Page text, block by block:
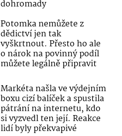
dohromady
Potomka nemůžete z
dědictví jen tak
vyškrtnout. Přesto ho ale
o nárok na povinný podíl
můžete legálně připravit
Markéta našla ve výdejním
boxu cizí balíček a spustila
pátrání na internetu, kdo
si vyzvedl ten její. Reakce
lidí byly překvapivé